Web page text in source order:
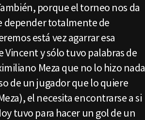
porque el torneo nos da
depender totalmente de
está vez agarrar esa
Vincent y sólo tuvo palabras de
Meza que no lo hizo nada
de un jugador que lo quiere
el necesita encontrarse a si
tuvo para hacer un gol de un